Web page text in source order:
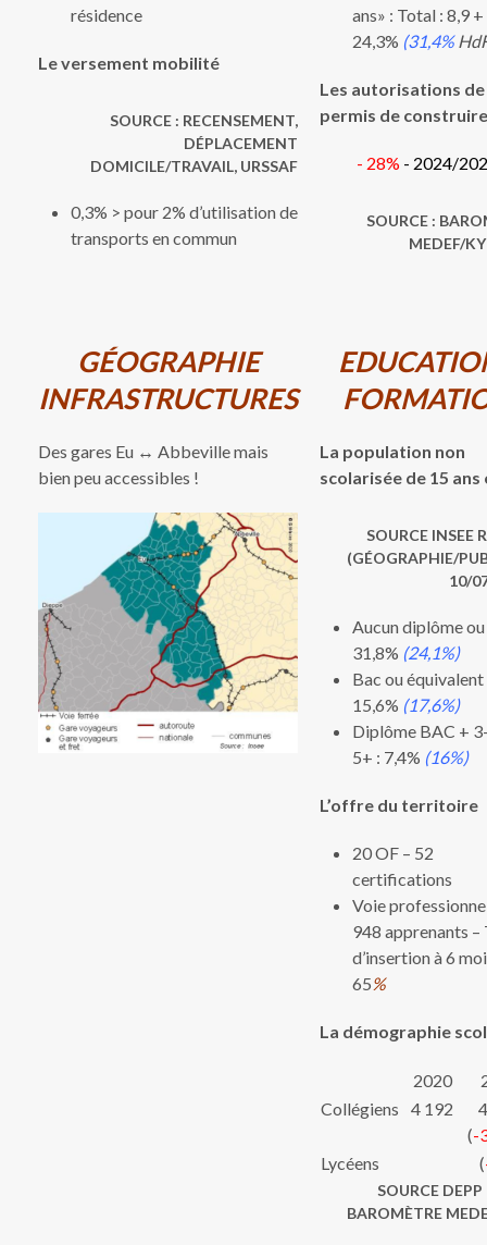
résidence
Le versement mobilité
SOURCE : RECENSEMENT,
DÉPLACEMENT
DOMICILE/TRAVAIL, URSSAF​​
0,3% > pour 2% d’utilisation de
transports en commun
ans» : Total : 8,9
24,3% (31,4%
Les autorisations de
permis de construire
- 28% - 2024/
SOURCE :
MEDEF/
GÉOGRAPHIE
INFRASTRUCTURES
Des gares Eu ↔ Abbeville mais
bien peu accessibles !
La population non
scolarisée de 15 ans
SOURCE INSEE
(GÉOGRAPHIE/
10/
Aucun diplôme ou
31,8% (24,1%)
Bac ou équivalent
15,6% (17,6%)
Diplôme BAC +
5+ : 7,4% (16%)
L’offre du territoire
20 OF – 52
certifications
Voie
948 apprenants –
d’insertion à 6
65%
La démographie
2020
Collégiens
4 192
(-
Lycéens
(
SOURCE
BAROMÈTRE